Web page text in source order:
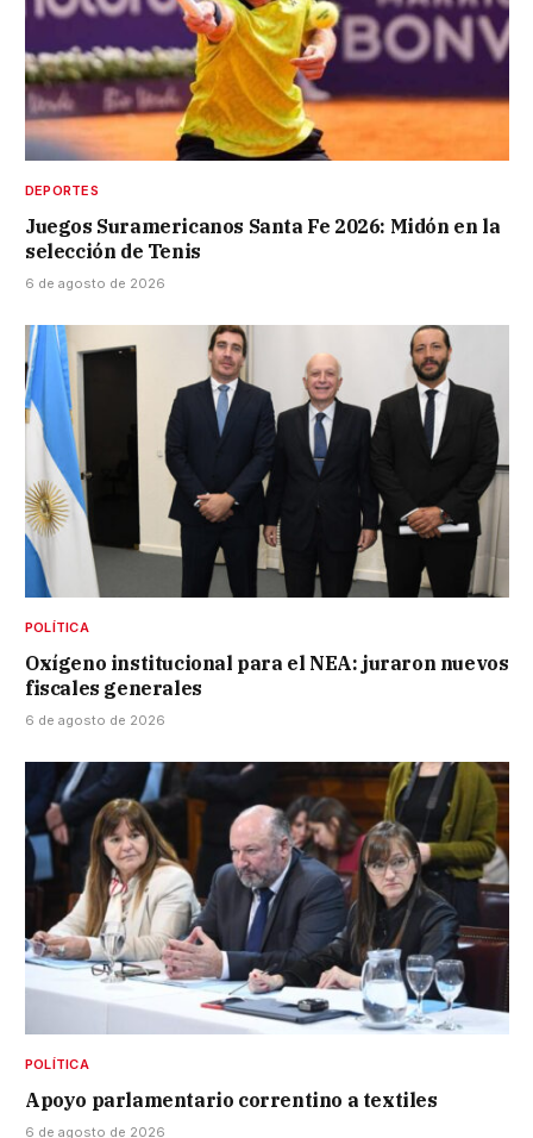
DEPORTES
Juegos Suramericanos Santa Fe 2026: Midón en la
selección de Tenis
6 de agosto de 2026
POLÍTICA
Oxígeno institucional para el NEA: juraron nuevos
fiscales generales
6 de agosto de 2026
POLÍTICA
Apoyo parlamentario correntino a textiles
6 de agosto de 2026